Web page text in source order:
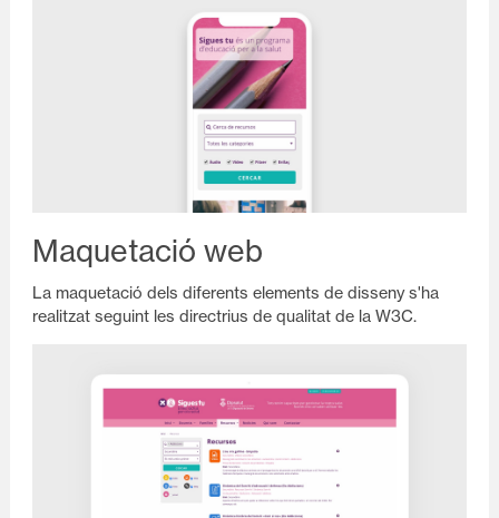
Maquetació web
La maquetació dels diferents elements de disseny s'ha
realitzat seguint les directrius de qualitat de la W3C.